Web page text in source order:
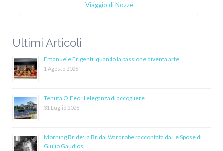
Viaggio di Nozze
Ultimi Articoli
Emanuele Frigenti: quando la passione diventa arte
1 Agosto 2026
Tenuta O’Feo : l’eleganza di accogliere
31 Luglio 2026
Morning Bride: la Bridal Wardrobe raccontata da Le Spose di
Giulio Gaudiosi